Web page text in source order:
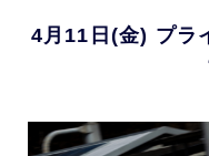
4月11日(金) プラ